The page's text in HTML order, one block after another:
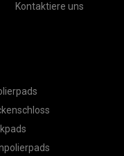
Kontaktiere uns